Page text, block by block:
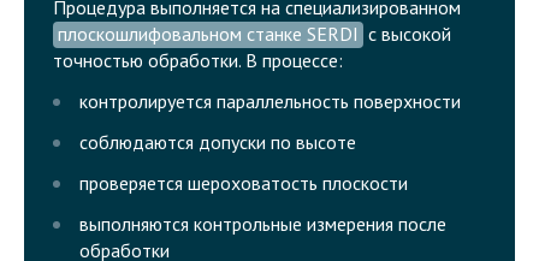
Процедура выполняется на специализированном
плоскошлифовальном станке SERDI с высокой
точностью обработки. В процессе:
контролируется параллельность поверхности
соблюдаются допуски по высоте
проверяется шероховатость плоскости
выполняются контрольные измерения после
обработки